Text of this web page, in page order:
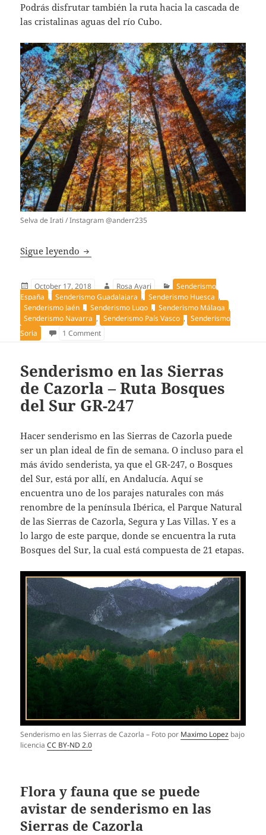
Podrás disfrutar también la ruta hacia la cascada de
las cristalinas aguas del río Cubo.
Selva de Irati / Instagram @anderr235
Sigue leyendo 10 mejores rutas de senderismo en otoño
Publicado
el
October 17, 2018 Autor
Rosa Ayari Categorías
Senderismo
España , Senderismo Guadalajara , Senderismo Huesca ,
Senderismo Jaén , Senderismo Lugo , Senderismo Málaga ,
Senderismo Navarra , Senderismo País Vasco , Senderismo
Soria
1 Commenton 10 mejores rutas de senderismo en otoño de
Senderismo en las Sierras
de Cazorla – Ruta Bosques
del Sur GR-247
Hacer senderismo en las Sierras de Cazorla puede
ser un plan ideal de fin de semana. O incluso para el
más ávido senderista, ya que el GR-247, o Bosques
del Sur, está por allí, en Andalucía. Aquí se
encuentra uno de los parajes naturales con más
renombre de la península Ibérica, el Parque Natural
de las Sierras de Cazorla, Segura y Las Villas. Y es a
lo largo de este parque, donde se encuentra la ruta
Bosques del Sur, la cual está compuesta de 21 etapas.
Senderismo en las Sierras de Cazorla – Foto por Maximo Lopez bajo
licenciaCC BY-ND 2.0
Flora y fauna que se puede
avistar de senderismo en las
Sierras de Cazorla